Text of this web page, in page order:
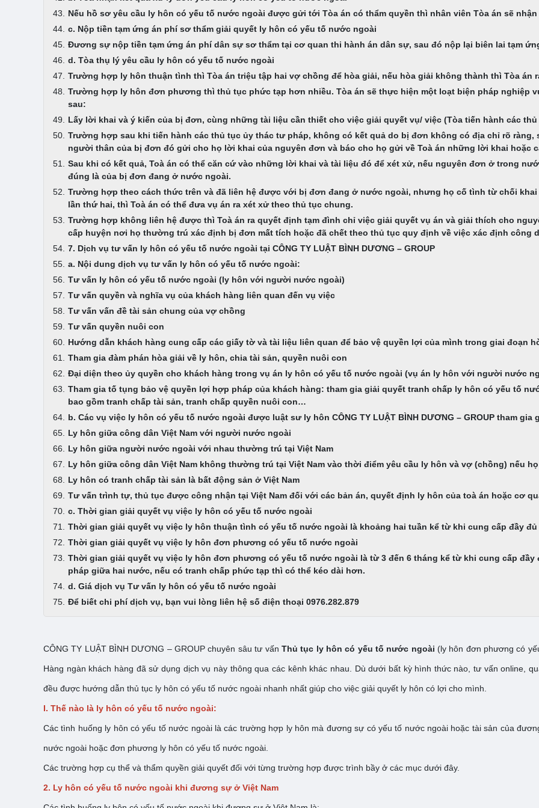
Nếu hồ sơ yêu cầu ly hôn có yếu tố nước ngoài được gửi tới Tòa án có thẩm quyền thì nhân viên Tòa án sẽ
c. Nộp tiền tạm ứng án phí sơ thẩm giải quyết ly hôn có yếu tố nước ngoài
Đương sự nộp tiền tạm ứng án phí dân sự sơ thẩm tại cơ quan thi hành án dân sự, sau đó nộp lại biên lai tạm
d. Tòa thụ lý yêu cầu ly hôn có yếu tố nước ngoài
Trường hợp ly hôn thuận tình thì Tòa án triệu tập hai vợ chồng để hòa giải, nếu hòa giải không thành thì Tòa án
Trường hợp ly hôn đơn phương thì thủ tục phức tạp hơn nhiều. Tòa án sẽ thực hiện một loạt biện pháp nghiệp
sau:
Lấy lời khai và ý kiến của bị đơn, cùng những tài liệu cần thiết cho việc giải quyết vụ/ việc (Tòa tiến hành các
Trường hợp sau khi tiến hành các thủ tục ủy thác tư pháp, không có kết quả do bị đơn không có địa chỉ rõ
người thân của bị đơn đó gửi cho họ lời khai của nguyên đơn và báo cho họ gửi về Toà án những lời khai hoặc
Sau khi có kết quả, Toà án có thể căn cứ vào những lời khai và tài liệu đó để xét xử, nếu nguyên đơn ở trong
đúng là của bị đơn đang ở nước ngoài.
Trường hợp theo cách thức trên và đã liên hệ được với bị đơn đang ở nước ngoài, nhưng họ cố tình từ chối
lần thứ hai, thì Toà án có thể đưa vụ án ra xét xử theo thủ tục chung.
Trường hợp không liên hệ được thì Toà án ra quyết định tạm đình chỉ việc giải quyết vụ án và giải thích cho
cấp huyện nơi họ thường trú xác định bị đơn mất tích hoặc đã chết theo thủ tục quy định về việc xác định công
7. Dịch vụ tư vấn ly hôn có yếu tố nước ngoài tại CÔNG TY LUẬT BÌNH DƯƠNG – GROUP
a. Nội dung dịch vụ tư vấn ly hôn có yếu tố nước ngoài:
Tư vấn ly hôn có yếu tố nước ngoài (ly hôn với người nước ngoài)
Tư vấn quyền và nghĩa vụ của khách hàng liên quan đến vụ việc
Tư vấn vấn đề tài sản chung của vợ chồng
Tư vấn quyền nuôi con
Hướng dẫn khách hàng cung cấp các giấy tờ và tài liệu liên quan để bảo vệ quyền lợi của mình trong giai đoạn
Tham gia đàm phán hòa giải về ly hôn, chia tài sản, quyền nuôi con
Đại diện theo ủy quyền cho khách hàng trong vụ án ly hôn có yếu tố nước ngoài (vụ án ly hôn với người nước
Tham gia tố tụng bảo vệ quyền lợi hợp pháp của khách hàng: tham gia giải quyết tranh chấp ly hôn có yếu tố
bao gồm tranh chấp tài sản, tranh chấp quyền nuôi con…
b. Các vụ việc ly hôn có yếu tố nước ngoài được luật sư ly hôn CÔNG TY LUẬT BÌNH DƯƠNG – GROUP tham gia
Ly hôn giữa công dân Việt Nam với người nước ngoài
Ly hôn giữa người nước ngoài với nhau thường trú tại Việt Nam
Ly hôn giữa công dân Việt Nam không thường trú tại Việt Nam vào thời điểm yêu cầu ly hôn và vợ (chồng) nếu
Ly hôn có tranh chấp tài sản là bất động sản ở Việt Nam
Tư vấn trình tự, thủ tục được công nhận tại Việt Nam đối với các bản án, quyết định ly hôn của toà án hoặc cơ
c. Thời gian giải quyết vụ việc ly hôn có yếu tố nước ngoài
Thời gian giải quyết vụ việc ly hôn thuận tình có yếu tố nước ngoài là khoảng hai tuần kể từ khi cung cấp đầy
Thời gian giải quyết vụ việc ly hôn đơn phương có yếu tố nước ngoài
Thời gian giải quyết vụ việc ly hôn đơn phương có yếu tố nước ngoài là từ 3 đến 6 tháng kể từ khi cung cấp
pháp giữa hai nước, nếu có tranh chấp phức tạp thì có thể kéo dài hơn.
d. Giá dịch vụ Tư vấn ly hôn có yếu tố nước ngoài
Để biết chi phí dịch vụ, bạn vui lòng liên hệ số điện thoại 0976.282.879
CÔNG TY LUẬT BÌNH DƯƠNG – GROUP chuyên sâu tư vấn Thủ tục ly hôn có yếu tố nước ngoài (ly hôn đơn phương có
Hàng ngàn khách hàng đã sử dụng dịch vụ này thông qua các kênh khác nhau. Dù dưới bất kỳ hình thức nào, tư vấn online,
đều được hướng dẫn thủ tục ly hôn có yếu tố nước ngoài nhanh nhất giúp cho việc giải quyết ly hôn có lợi cho mình.
I. Thế nào là ly hôn có yếu tố nước ngoài:
Các tình huống ly hôn có yếu tố nước ngoài là các trường hợp ly hôn mà đương sự có yếu tố nước ngoài hoặc tài sản của
nước ngoài hoặc đơn phương ly hôn có yếu tố nước ngoài.
Các trường hợp cụ thể và thẩm quyền giải quyết đối với từng trường hợp được trình bầy ở các mục dưới đây.
2. Ly hôn có yếu tố nước ngoài khi đương sự ở Việt Nam